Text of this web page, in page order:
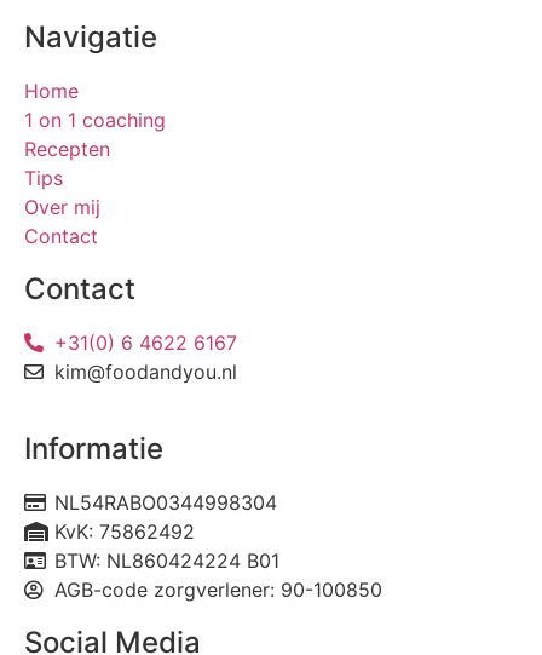
Navigatie
Home
1 on 1 coaching
Recepten
Tips
Over mij
Contact
Contact
+31(0) 6 4622 6167
kim@foodandyou.nl
Informatie
NL54RABO0344998304
KvK: 75862492
BTW: NL860424224 B01
AGB-code zorgverlener: 90-100850
Social Media